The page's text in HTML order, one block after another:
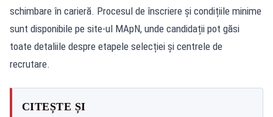
schimbare în carieră. Procesul de înscriere și condițiile minime
sunt disponibile pe site-ul MApN, unde candidații pot găsi
toate detaliile despre etapele selecției și centrele de
recrutare.
CITEȘTE ȘI